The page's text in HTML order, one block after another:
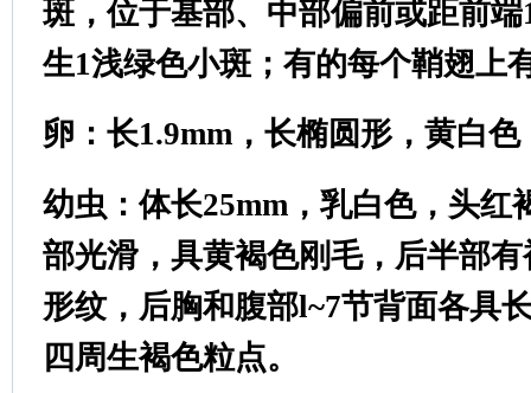
斑，位于基部、中部偏前或距前
生1浅绿色小斑；有的每个鞘翅上
卵：长1.9mm，长椭圆形，黄白
幼虫：体长25mm，乳白色，头红
部光滑，具黄褐色刚毛，后半部
形纹，后胸和腹部l~7节背面各具
四周生褐色粒点。